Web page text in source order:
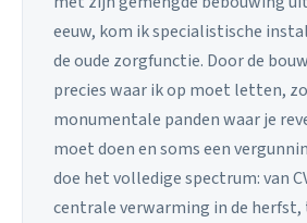
eeuw, kom ik specialistische
de oude zorgfunctie. Door de
precies waar ik op moet letten,
monumentale panden waar je
moet doen en soms een
doe het volledige spectrum: van
centrale verwarming in de